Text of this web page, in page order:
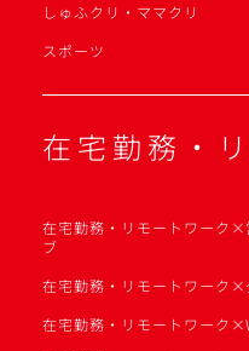
しゅふクリ・ママクリ
スポーツ
在宅勤務・
在宅勤務・リモートワーク×
ブ
在宅勤務・リモートワーク×
在宅勤務・リモートワーク